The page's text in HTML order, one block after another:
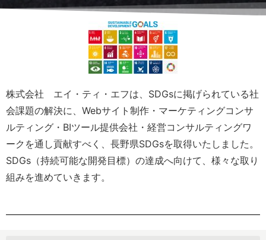
株式会社 エイ・ティ・エフは、SDGsに掲げられている社
会課題の解決に、Webサイト制作・マーケティングコンサ
ルティング・BIツール提供会社・経営コンサルティングワ
ークを通し貢献すべく、長野県SDGsを取得いたしました。
SDGs（持続可能な開発目標）の達成へ向けて、様々な取り
組みを進めていきます。